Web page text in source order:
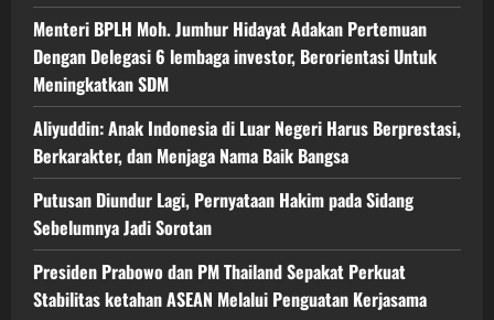
Menteri BPLH Moh. Jumhur Hidayat Adakan Pertemuan
Dengan Delegasi 6 lembaga investor, Berorientasi Untuk
Meningkatkan SDM
Aliyuddin: Anak Indonesia di Luar Negeri Harus Berprestasi,
Berkarakter, dan Menjaga Nama Baik Bangsa
Putusan Diundur Lagi, Pernyataan Hakim pada Sidang
Sebelumnya Jadi Sorotan
Presiden Prabowo dan PM Thailand Sepakat Perkuat
Stabilitas ketahan ASEAN Melalui Penguatan Kerjasama